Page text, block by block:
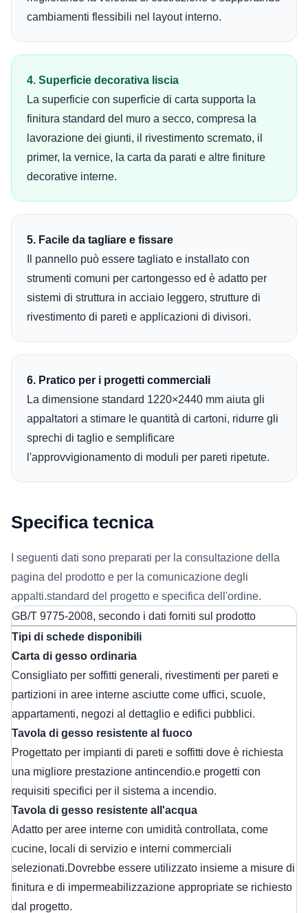
cambiamenti flessibili nel layout interno.
4. Superficie decorativa liscia
La superficie con superficie di carta supporta la
finitura standard del muro a secco, compresa la
lavorazione dei giunti, il rivestimento scremato, il
primer, la vernice, la carta da parati e altre finiture
decorative interne.
5. Facile da tagliare e fissare
Il pannello può essere tagliato e installato con
strumenti comuni per cartongesso ed è adatto per
sistemi di struttura in acciaio leggero, strutture di
rivestimento di pareti e applicazioni di divisori.
6. Pratico per i progetti commerciali
La dimensione standard 1220×2440 mm aiuta gli
appaltatori a stimare le quantità di cartoni, ridurre gli
sprechi di taglio e semplificare
l'approvvigionamento di moduli per pareti ripetute.
Specifica tecnica
I seguenti dati sono preparati per la consultazione della
pagina del prodotto e per la comunicazione degli
appalti.standard del progetto e specifica dell'ordine.
GB/T 9775-2008, secondo i dati forniti sul prodotto
Tipi di schede disponibili
Carta di gesso ordinaria
Consigliato per soffitti generali, rivestimenti per pareti e
partizioni in aree interne asciutte come uffici, scuole,
appartamenti, negozi al dettaglio e edifici pubblici.
Tavola di gesso resistente al fuoco
Progettato per impianti di pareti e soffitti dove è richiesta
una migliore prestazione antincendio.e progetti con
requisiti specifici per il sistema a incendio.
Tavola di gesso resistente all'acqua
Adatto per aree interne con umidità controllata, come
cucine, locali di servizio e interni commerciali
selezionati.Dovrebbe essere utilizzato insieme a misure di
finitura e di impermeabilizzazione appropriate se richiesto
dal progetto.